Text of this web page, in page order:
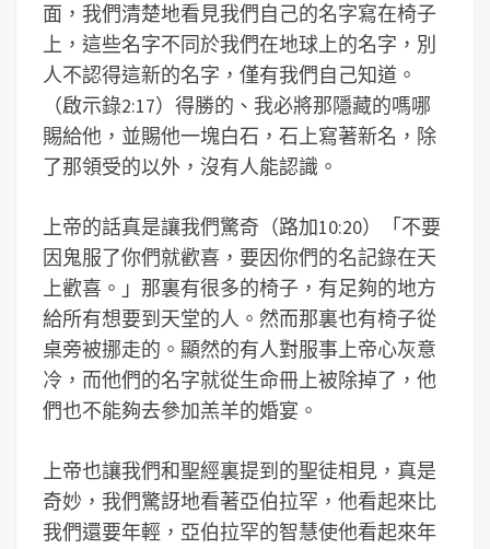
面，我們清楚地看見我們自己的名字寫在椅子
上，這些名字不同於我們在地球上的名字，別
人不認得這新的名字，僅有我們自己知道。
（啟示錄2:17）得勝的、我必將那隱藏的嗎哪
賜給他，並賜他一塊白石，石上寫著新名，除
了那領受的以外，沒有人能認識。
上帝的話真是讓我們驚奇（路加10:20）「不要
因鬼服了你們就歡喜，要因你們的名記錄在天
上歡喜。」那裏有很多的椅子，有足夠的地方
給所有想要到天堂的人。然而那裏也有椅子從
桌旁被挪走的。顯然的有人對服事上帝心灰意
冷，而他們的名字就從生命冊上被除掉了，他
們也不能夠去參加羔羊的婚宴。
上帝也讓我們和聖經裏提到的聖徒相見，真是
奇妙，我們驚訝地看著亞伯拉罕，他看起來比
我們還要年輕，亞伯拉罕的智慧使他看起來年